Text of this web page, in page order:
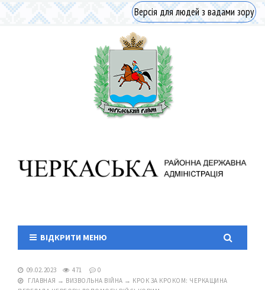
Версія для людей з вадами зору
ВІДКРИТИ МЕНЮ
09.02.2023 471
0
ГЛАВНАЯ → ВИЗВОЛЬНА ВІЙНА → КРОК ЗА КРОКОМ: ЧЕРКАЩИНА